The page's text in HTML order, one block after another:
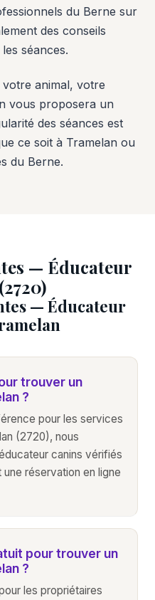
du Berne sur
des conseils
séances.
animal, votre
vous proposera un
des séances est
ce soit à Tramelan ou
du Berne.
— Éducateur
— Éducateur
trouver un
?
pour les services
(2720), nous
canins vérifiés
réservation en ligne
pour trouver un
?
les propriétaires